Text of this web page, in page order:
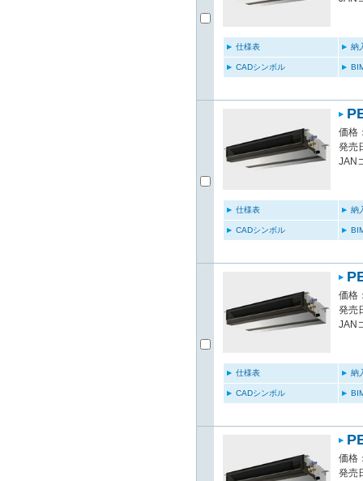
仕様表 納
CADシンボル
価格
発売
JAN
仕様表 納
CADシンボル
価格
発売
JAN
仕様表 納
CADシンボル
価格
発売